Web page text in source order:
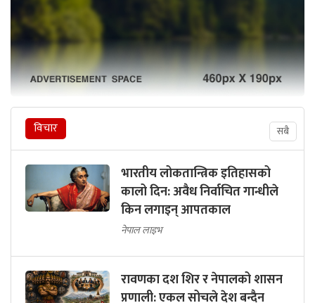
विचार सबै
भारतीय लोकतान्त्रिक इतिहासको
कालो दिन: अवैध निर्वाचित गान्धीले
किन लगाइन् आपतकाल
नेपाल लाइभ
रावणका दश शिर र नेपालको शासन
प्रणाली: एकल सोचले देश बन्दैन